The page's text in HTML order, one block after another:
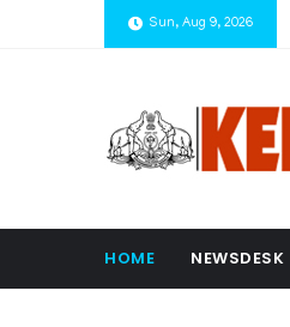
Sun, Aug 9, 2026
HOME NEWSDESK